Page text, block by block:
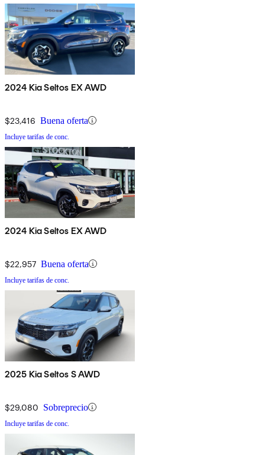
2024 Kia Seltos EX AWD
$23,416 Buena oferta
Incluye tarifas de conc.
2024 Kia Seltos EX AWD
$22,957 Buena oferta
Incluye tarifas de conc.
2025 Kia Seltos S AWD
$29,080 Sobreprecio
Incluye tarifas de conc.